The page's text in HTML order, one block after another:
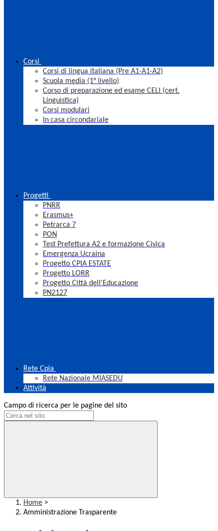
Corsi
Corsi di lingua italiana (Pre A1-A1-A2)
Scuola media (1° livello)
Corso di preparazione ed esame CELI (cert.
Linguistica)
Corsi modulari
In casa circondariale
Progetti
PNRR
Erasmus+
Petrarca 7
PON
Test Prefettura A2 e formazione Civica
Emergenza Ucraina
Progetto CPIA ESTATE
Progetto LORR
Progetto Città dell'Educazione
PN2127
Rete Cpia
Rete Nazionale MIASEDU
Attività
Campo di ricerca per le pagine del sito
Home >
Amministrazione Trasparente